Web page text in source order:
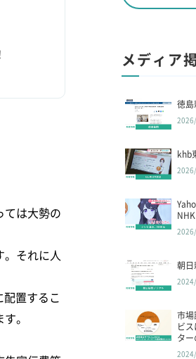
ては大勢の
。それに人
置するこ
。
メディア
徳島
khb
朝日
市場
ビ
ター